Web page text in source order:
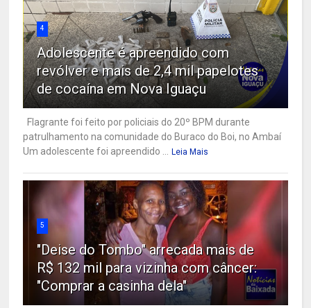
4
Adolescente é apreendido com
revólver e mais de 2,4 mil papelotes
de cocaína em Nova Iguaçu
Flagrante foi feito por policiais do 20º BPM durante
patrulhamento na comunidade do Buraco do Boi, no Ambaí
Um adolescente foi apreendido ...
Leia Mais
5
"Deise do Tombo" arrecada mais de
R$ 132 mil para vizinha com câncer:
"Comprar a casinha dela"